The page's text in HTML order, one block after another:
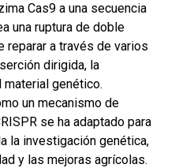
Cas9 a una secuencia
una ruptura de doble
reparar a través de varios
dirigida, la
genético.
un mecanismo de
se ha adaptado para
la investigación genética,
y las mejoras agrícolas.